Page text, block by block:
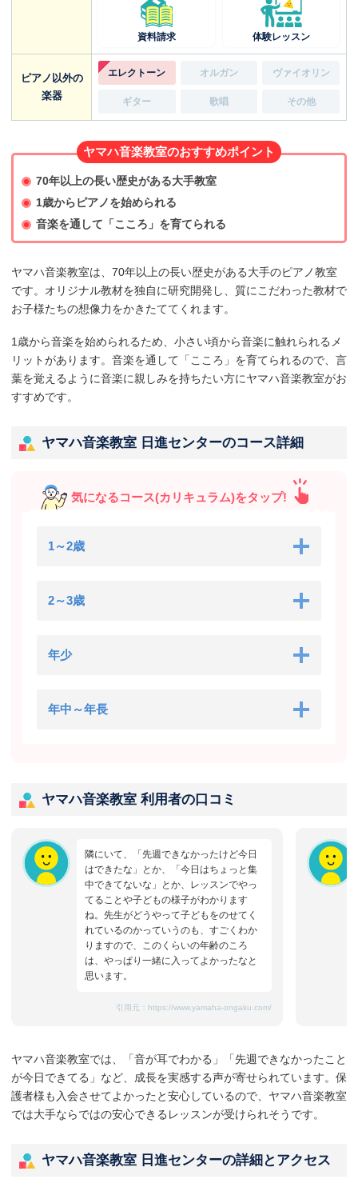
資料請求 体験レッスン
ピアノ以外の
楽器
エレクトーン オルガン ヴァイオリン
ギター 歌唱 その他
ヤマハ音楽教室のおすすめポイント
70年以上の長い歴史がある大手教室
1歳からピアノを始められる
音楽を通して「こころ」を育てられる
ヤマハ音楽教室は、70年以上の長い歴史がある大手のピアノ教室
です。オリジナル教材を独自に研究開発し、質にこだわった教材で
お子様たちの想像力をかきたててくれます。
1歳から音楽を始められるため、小さい頃から音楽に触れられるメ
リットがあります。音楽を通して「こころ」を育てられるので、言
葉を覚えるように音楽に親しみを持ちたい方にヤマハ音楽教室がお
すすめです。
ヤマハ音楽教室 日進センターのコース詳細
気になるコース(カリキュラム)をタップ!
1～2歳
2～3歳
年少
年中～年長
ヤマハ音楽教室 利用者の口コミ
隣にいて、「先週できなかったけど今日
はできたな」とか、「今日はちょっと集
中できてないな」とか、レッスンでやっ
てることや子どもの様子がわかります
ね。先生がどうやって子どもをのせてく
れているのかっていうのも、すごくわか
りますので、このくらいの年齢のころ
は、やっぱり一緒に入ってよかったなと
思います。
引用元： https://www.yamaha-ongaku.com/
ヤマハ音楽教室では、「音が耳でわかる」「先週できなかったこと
が今日できてる」など、成長を実感する声が寄せられています。保
護者様も入会させてよかったと安心しているので、ヤマハ音楽教室
では大手ならではの安心できるレッスンが受けられそうです。
ヤマハ音楽教室 日進センターの詳細とアクセス